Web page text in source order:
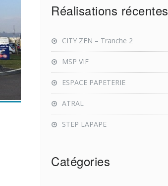
Réalisations récentes
CITY ZEN – Tranche 2
MSP VIF
ESPACE PAPETERIE
ATRAL
STEP LAPAPE
Catégories